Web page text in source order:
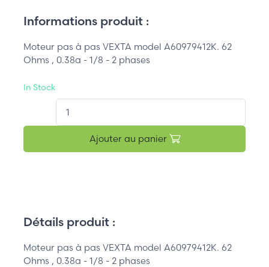
Informations produit :
Moteur pas à pas VEXTA model A60979412K. 62
Ohms , 0.38a - 1/8 - 2 phases
In Stock
Ajouter au panier
Détails produit :
Moteur pas à pas VEXTA model A60979412K. 62
Ohms , 0.38a - 1/8 - 2 phases